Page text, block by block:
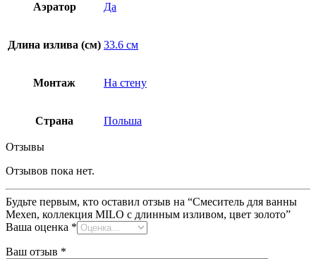
Аэратор Да
Длина излива (см) 33.6 см
Монтаж На стену
Страна Польша
Отзывы
Отзывов пока нет.
Будьте первым, кто оставил отзыв на “Смеситель для ванны
Mexen, коллекция MILO с длинным изливом, цвет золото”
Ваша оценка *
Ваш отзыв *